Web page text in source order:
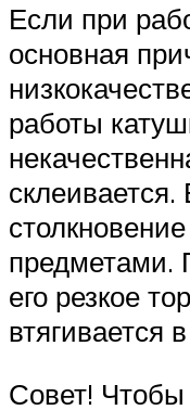
Если при
основная
работы
предметами.
его резкое
втягивается
Совет!